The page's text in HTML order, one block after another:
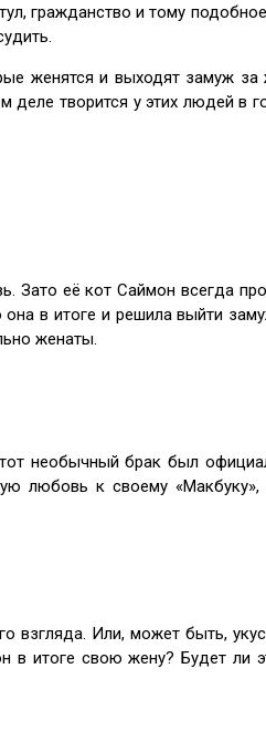
гражданство и тому
женятся и выходят замуж за
творится у этих людей в
Зато её кот Саймон всегда
в итоге и решила выйти
женаты.
необычный брак был
любовь к своему
взгляда. Или, может быть,
итоге свою жену? Будет ли